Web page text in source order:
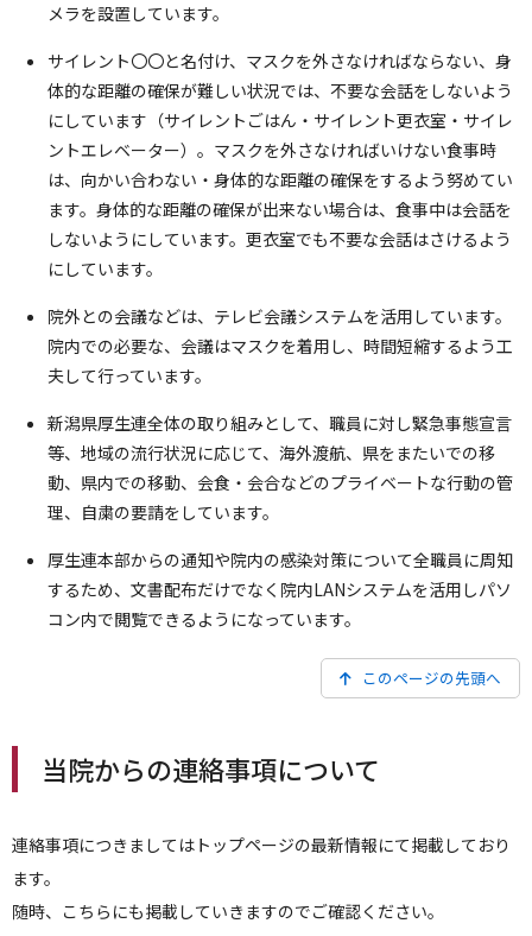
メラを設置しています。
サイレント〇〇と名付け、マスクを外さなければならない、身
体的な距離の確保が難しい状況では、不要な会話をしないよう
にしています（サイレントごはん・サイレント更衣室・サイレ
ントエレベーター）。マスクを外さなければいけない食事時
は、向かい合わない・身体的な距離の確保をするよう努めてい
ます。身体的な距離の確保が出来ない場合は、食事中は会話を
しないようにしています。更衣室でも不要な会話はさけるよう
にしています。
院外との会議などは、テレビ会議システムを活用しています。
院内での必要な、会議はマスクを着用し、時間短縮するよう工
夫して行っています。
新潟県厚生連全体の取り組みとして、職員に対し緊急事態宣言
等、地域の流行状況に応じて、海外渡航、県をまたいでの移
動、県内での移動、会食・会合などのプライベートな行動の管
理、自粛の要請をしています。
厚生連本部からの通知や院内の感染対策について全職員に周知
するため、文書配布だけでなく院内LANシステムを活用しパソ
コン内で閲覧できるようになっています。
このページの先頭へ
当院からの連絡事項について
連絡事項につきましてはトップページの最新情報にて掲載しており
ます。
随時、こちらにも掲載していきますのでご確認ください。